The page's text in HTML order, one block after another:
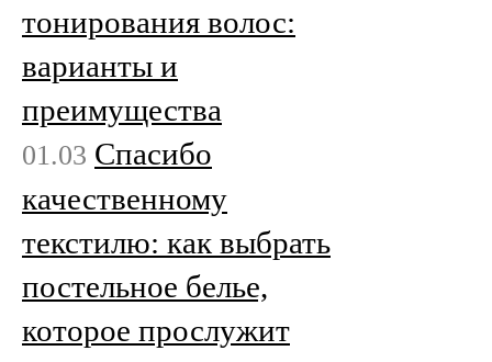
тонирования волос:
варианты и
преимущества
01.03 Спасибо
качественному
текстилю: как выбрать
постельное белье,
которое прослужит